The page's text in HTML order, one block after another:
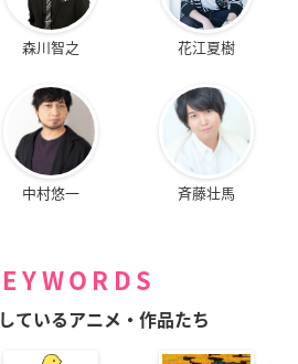
森川智之 花江夏樹
中村悠一 斉藤壮馬
ているアニメ・作品たち